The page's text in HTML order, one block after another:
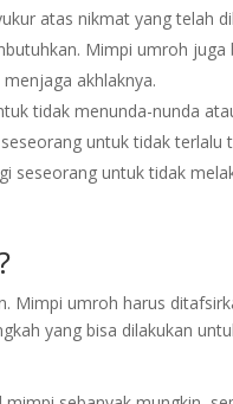
atas nikmat yang telah
Mimpi umroh juga
akhlaknya.
tidak menunda-nunda
untuk tidak terlalu
seseorang untuk tidak
Mimpi umroh harus
yang bisa dilakukan